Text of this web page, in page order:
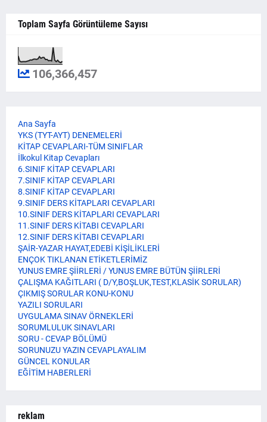
Toplam Sayfa Görüntüleme Sayısı
106,366,457
Ana Sayfa
YKS (TYT-AYT) DENEMELERİ
KİTAP CEVAPLARI-TÜM SINIFLAR
İlkokul Kitap Cevapları
6.SINIF KİTAP CEVAPLARI
7.SINIF KİTAP CEVAPLARI
8.SINIF KİTAP CEVAPLARI
9.SINIF DERS KİTAPLARI CEVAPLARI
10.SINIF DERS KİTAPLARI CEVAPLARI
11.SINIF DERS KİTABI CEVAPLARI
12.SINIF DERS KİTABI CEVAPLARI
ŞAİR-YAZAR HAYAT,EDEBİ KİŞİLİKLERİ
ENÇOK TIKLANAN ETİKETLERİMİZ
YUNUS EMRE ŞİİRLERİ / YUNUS EMRE BÜTÜN ŞİİRLERİ
ÇALIŞMA KAĞITLARI ( D/Y,BOŞLUK,TEST,KLASİK SORULAR)
ÇIKMIŞ SORULAR KONU-KONU
YAZILI SORULARI
UYGULAMA SINAV ÖRNEKLERİ
SORUMLULUK SINAVLARI
SORU - CEVAP BÖLÜMÜ
SORUNUZU YAZIN CEVAPLAYALIM
GÜNCEL KONULAR
EĞİTİM HABERLERİ
reklam